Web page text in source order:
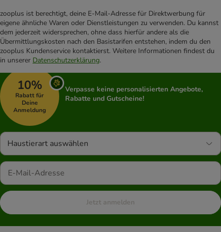
zooplus ist berechtigt, deine E-Mail-Adresse für Direktwerbung für
eigene ähnliche Waren oder Dienstleistungen zu verwenden. Du kannst
dem jederzeit widersprechen, ohne dass hierfür andere als die
Übermittlungskosten nach den Basistarifen entstehen, indem du den
zooplus Kundenservice kontaktierst. Weitere Informationen findest du
in unserer Datenschutzerklärung.
10%
Rabatt für
Deine
Anmeldung
Verpasse keine personalisierten Angebote,
Rabatte und Gutscheine!
Haustierart auswählen
Jetzt anmelden